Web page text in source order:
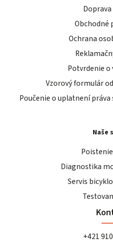
Obchodné
Ochrana
Potvrdenie o
Vzorový formulár
Poučenie o uplatnení
Naše
Diagnostika
Servis
+421